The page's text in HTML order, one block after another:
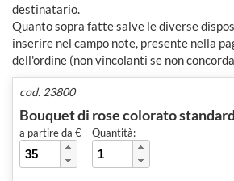
destinatario.
Quanto sopra fatte salve le diverse
inserire nel campo note, presente nella
dell'ordine (non vincolanti se non
cod. 23800
Bouquet di rose colorato standard
a partire da € Quantità: